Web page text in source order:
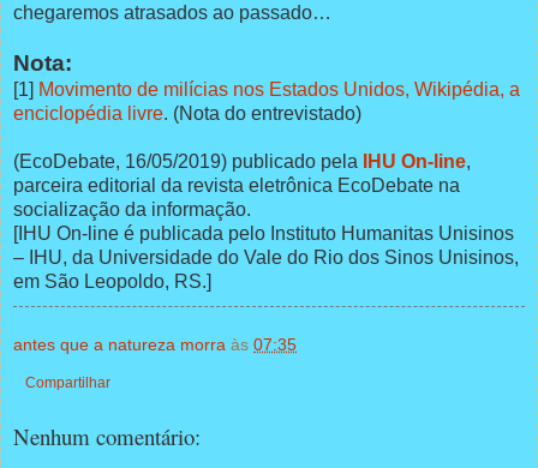
chegaremos atrasados ao passado…
Nota:
[1] Movimento de milícias nos Estados Unidos, Wikipédia, a
enciclopédia livre. (Nota do entrevistado)
(EcoDebate, 16/05/2019) publicado pela IHU On-line,
parceira editorial da revista eletrônica EcoDebate na
socialização da informação.
[IHU On-line é publicada pelo Instituto Humanitas Unisinos
– IHU, da Universidade do Vale do Rio dos Sinos Unisinos,
em São Leopoldo, RS.]
antes que a natureza morra às 07:35
Compartilhar
Nenhum comentário: